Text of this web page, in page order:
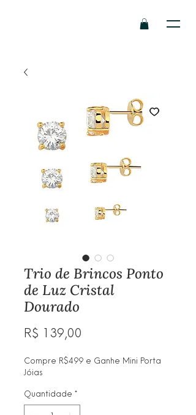
Trio de Brincos Ponto
de Luz Cristal
Dourado
R$ 139,00
Compre R$499 e Ganhe Mini Porta
Jóias
Quantidade *